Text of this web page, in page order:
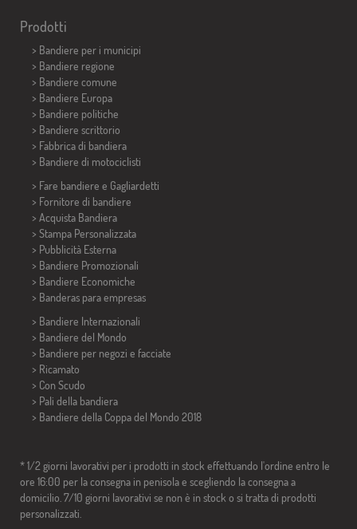
Prodotti
> Bandiere per i municipi
> Bandiere regione
> Bandiere comune
> Bandiere Europa
> Bandiere politiche
> Bandiere scrittorio
> Fabbrica di bandiera
> Bandiere di motociclisti
> Fare bandiere e Gagliardetti
> Fornitore di bandiere
> Acquista Bandiera
> Stampa Personalizzata
> Pubblicità Esterna
> Bandiere Promozionali
> Bandiere Economiche
> Banderas para empresas
> Bandiere Internazionali
> Bandiere del Mondo
> Bandiere per negozi e facciate
> Ricamato
> Con Scudo
> Pali della bandiera
> Bandiere della Coppa del Mondo 2018
* 1/2 giorni lavorativi per i prodotti in stock effettuando l'ordine entro le
ore 16:00 per la consegna in penisola e scegliendo la consegna a
domicilio. 7/10 giorni lavorativi se non è in stock o si tratta di prodotti
personalizzati.